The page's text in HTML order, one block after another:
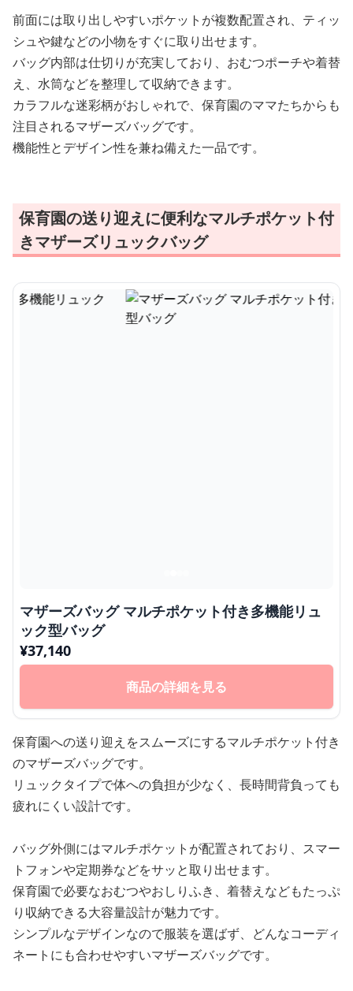
前面には取り出しやすいポケットが複数配置され、ティッ
シュや鍵などの小物をすぐに取り出せます。
バッグ内部は仕切りが充実しており、おむつポーチや着替
え、水筒などを整理して収納できます。
カラフルな迷彩柄がおしゃれで、保育園のママたちからも
注目されるマザーズバッグです。
機能性とデザイン性を兼ね備えた一品です。
保育園の送り迎えに便利なマルチポケット付
きマザーズリュックバッグ
マザーズバッグ マルチポケット付き多機能リュ
ック型バッグ
¥37,140
商品の詳細を見る
保育園への送り迎えをスムーズにするマルチポケット付き
のマザーズバッグです。
リュックタイプで体への負担が少なく、長時間背負っても
疲れにくい設計です。
バッグ外側にはマルチポケットが配置されており、スマー
トフォンや定期券などをサッと取り出せます。
保育園で必要なおむつやおしりふき、着替えなどもたっぷ
り収納できる大容量設計が魅力です。
シンプルなデザインなので服装を選ばず、どんなコーディ
ネートにも合わせやすいマザーズバッグです。